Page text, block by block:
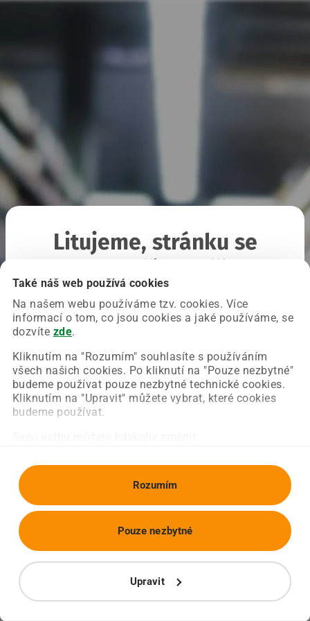
Také náš web používá cookies
Na našem webu používáme tzv. cookies. Více
informací o tom, co jsou cookies a jaké používáme, se
dozvíte zde.
Kliknutím na "Rozumím" souhlasíte s používáním
všech našich cookies. Po kliknutí na "Pouze nezbytné"
budeme používat pouze nezbytné technické cookies.
Kliknutím na "Upravit" můžete vybrat, které cookies
budeme používat.
Rozumím
Upravit
Pouze nezbytné
Litujeme, stránku se
Chyba nastala na naší straně a už ji opravujeme.
Zkuste prosím znovu načíst požadovanou stránku.
Obnovit stránku Úvodní strana